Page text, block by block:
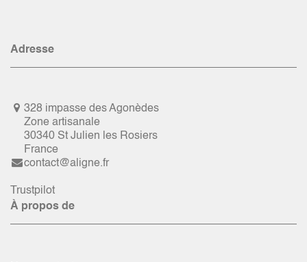
Adresse
328 impasse des Agonèdes
Zone artisanale
30340 St Julien les Rosiers
France
contact@aligne.fr
Trustpilot
À propos de